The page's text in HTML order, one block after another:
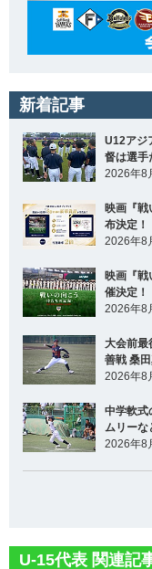
新着記事
U12アジ
督は選手
2026年8
映画『戦
布決定！
2026年8
映画『戦
催決定！
2026年8
大会前最
善戦 桑
2026年8
中学軟式
ムリーな
2026年8
U-15代表 関連記